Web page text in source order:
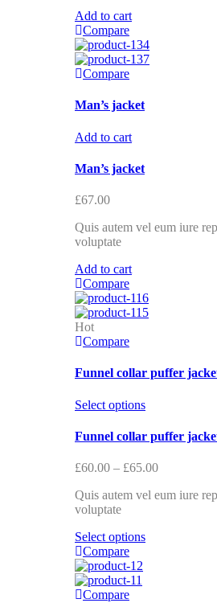
Add to cart
Compare
Compare
Man’s jacket
Add to cart
Man’s jacket
£67.00
Quis autem vel eum iure
voluptate
Add to cart
Compare
Hot
Compare
Funnel collar puffer
Select options
Funnel collar puffer
£60.00 – £65.00
Quis autem vel eum iure
voluptate
Select options
Compare
Compare